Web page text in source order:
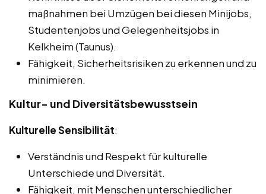
maßnahmen bei Umzügen bei diesen Minijobs,
Studentenjobs und Gelegenheitsjobs in
Kelkheim (Taunus).
Fähigkeit, Sicherheitsrisiken zu erkennen und zu
minimieren.
Kultur- und Diversitätsbewusstsein
Kulturelle Sensibilität:
Verständnis und Respekt für kulturelle
Unterschiede und Diversität.
Fähigkeit, mit Menschen unterschiedlicher